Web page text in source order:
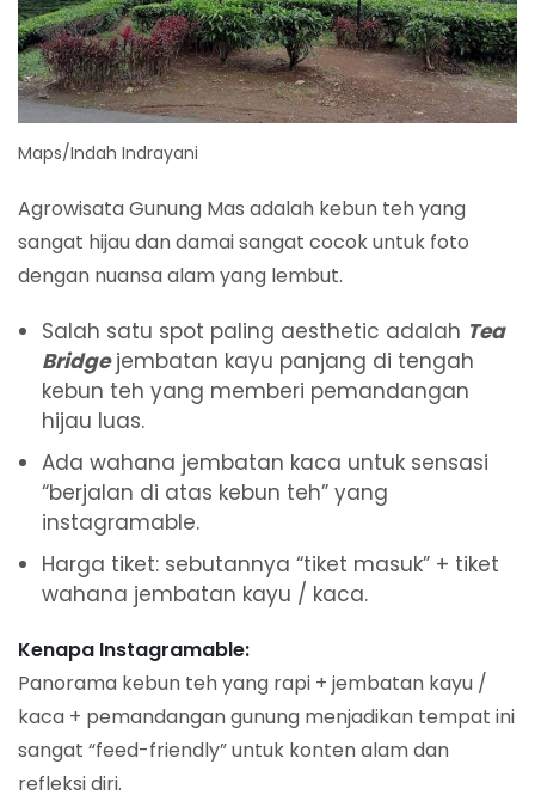
Maps/Indah Indrayani
Agrowisata Gunung Mas adalah kebun teh yang
sangat hijau dan damai sangat cocok untuk foto
dengan nuansa alam yang lembut.
Salah satu spot paling aesthetic adalah Tea
Bridgejembatan kayu panjang di tengah
kebun teh yang memberi pemandangan
hijau luas.
Ada wahana jembatan kaca untuk sensasi
“berjalan di atas kebun teh” yang
instagramable.
Harga tiket: sebutannya “tiket masuk” + tiket
wahana jembatan kayu / kaca.
Kenapa Instagramable:
Panorama kebun teh yang rapi + jembatan kayu /
kaca + pemandangan gunung menjadikan tempat ini
sangat “feed-friendly” untuk konten alam dan
refleksi diri.